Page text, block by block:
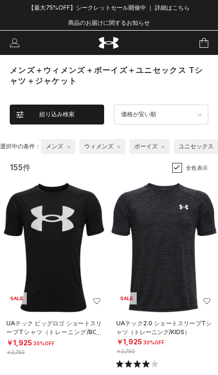
【最大75%OFF】シークレットセール開催中 ｜ 詳細はこちら
商品のお届けに関するお知らせ
メンズ＋ウィメンズ＋ボーイズ＋ユニセックス Tシ
ャツ＋ジャケット
絞り込み検索 価格が安い順
選択中の条件： メンズ ウィメンズ ボーイズ ユニセックス
155件 全色表示
SALE
UAテック ビッグロゴ ショートスリ
ーブTシャツ（トレーニング/BOY
S）
￥1,925 30%OFF
￥2,750
SALE
UAテック2.0 ショートスリーブTシ
ャツ（トレーニング/KIDS）
￥1,925 30%OFF
￥2,750